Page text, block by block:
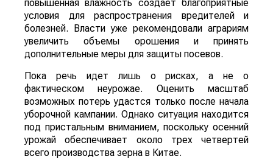
повышенная влажность создает благоприятные
условия для распространения вредителей и
болезней. Власти уже рекомендовали аграриям
увеличить объемы орошения и принять
дополнительные меры для защиты посевов.
Пока речь идет лишь о рисках, а не о
фактическом неурожае. Оценить масштаб
возможных потерь удастся только после начала
уборочной кампании. Однако ситуация находится
под пристальным вниманием, поскольку осенний
урожай обеспечивает около трех четвертей
всего производства зерна в Китае.